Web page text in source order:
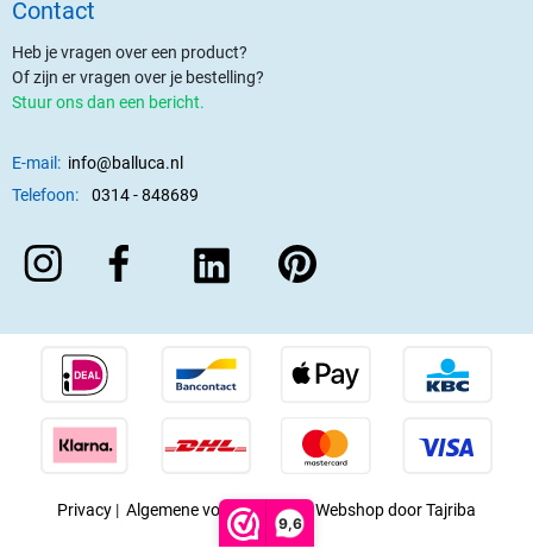
9,6
Contact
Heb je vragen over een product?
Of zijn er vragen over je bestelling?
Stuur ons dan een bericht.
E-mail: info@balluca.nl
Telefoon:
0314 - 848689
Privacy | Algemene voorwaarden |Webshop door Tajriba